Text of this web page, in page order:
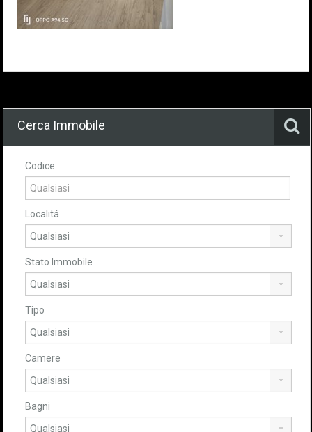
Cerca Immobile
Codice
Localitá
Stato Immobile
Tipo
Camere
Bagni